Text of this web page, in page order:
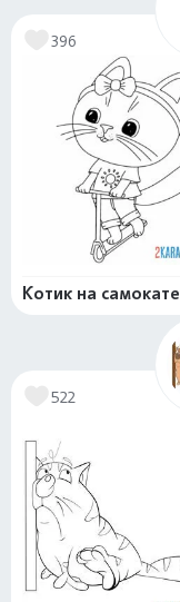
396
Котик на самокате
522